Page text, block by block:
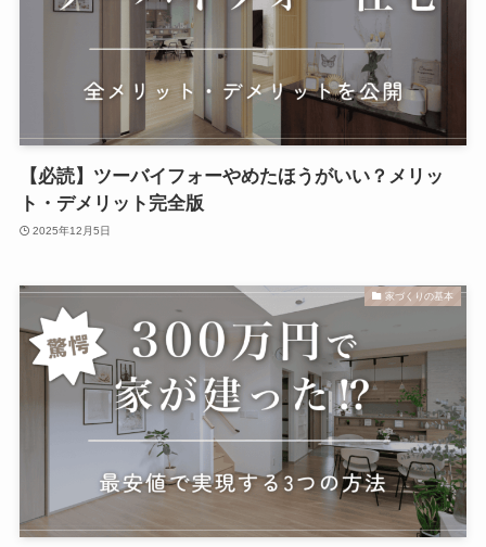
【必読】ツーバイフォーやめたほうがいい？メリッ
ト・デメリット完全版
2025年12月5日
家づくりの基本